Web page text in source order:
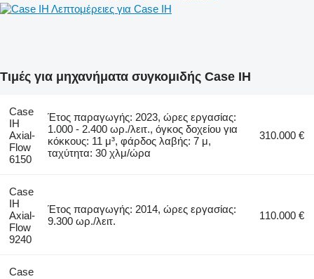
Λεπτομέρειες για Case IH
Τιμές για μηχανήματα συγκομιδής Case IH
Case
IH
Axial-
Flow
6150
Έτος παραγωγής: 2023, ώρες εργασίας:
1.000 - 2.400 ωρ./λειτ., όγκος δοχείου για
κόκκους: 11 μ³, φάρδος λαβής: 7 μ,
ταχύτητα: 30 χλμ/ώρα
310.000 €
Case
IH
Axial-
Flow
9240
Έτος παραγωγής: 2014, ώρες εργασίας:
9.300 ωρ./λειτ.
110.000 €
Case